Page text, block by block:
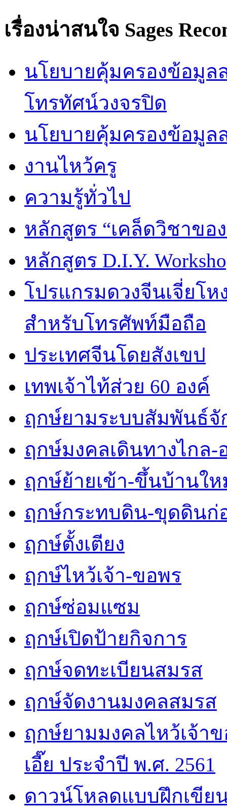
เรื่องน่าสนใจ Sages
นโยบายคุ้มครองข้อมูล
โทรทัศน์วงจรปิด
นโยบายคุ้มครองข้อมูล
งานไหว้ครู
ความรู้ทั่วไป
หลักสูตร “เคล็ดวิชาขอ
หลักสูตร D.I.Y.
โปรแกรมดวงจีนเจี่ยโห
สำหรับโทรศัพท์มือถือ
ประเทศจีนโดยสังเขป
เทพเจ้าไท้ส่วย 60 องค์
ฤกษ์ยามระบบสัมพันธ์จั
ฤกษ์มงคลเดินทางไกล-
ฤกษ์ย้ายเข้า-ขึ้นบ้านใ
ฤกษ์กระทบดิน-ขุดดินก่
ฤกษ์ตั้งเตียง
ฤกษ์ไหว้เจ้า-ขอพร
ฤกษ์ซ่อมแซม
ฤกษ์เปิดป้ายกิจการ
ฤกษ์จดทะเบียนสมรส
ฤกษ์จัดงานมงคลสมรส
ฤกษ์ยามมงคลไหว้เจ้า
เอี๊ย ประจำปี พ.ศ. 2561
ดาวน์โหลดแบบฝึกเขีย